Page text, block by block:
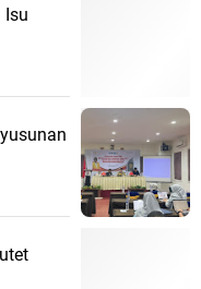
Isu